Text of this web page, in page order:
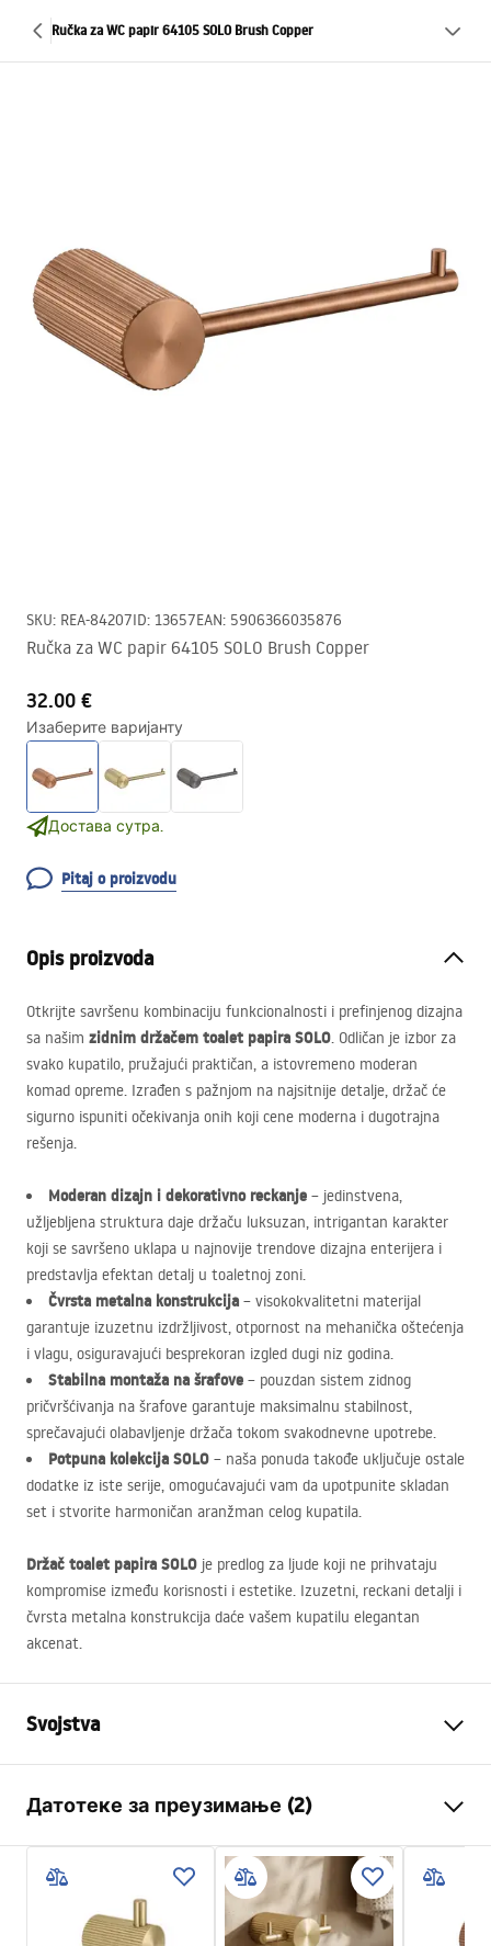
Ručka za WC papir 64105 SOLO Brush Copper
SKU: REA-84207ID: 13657EAN: 5906366035876
Ručka za WC papir 64105 SOLO Brush Copper
32.00 €
Изаберите варијанту
Достава сутра.
Pitaj o proizvodu
Opis proizvoda
Otkrijte savršenu kombinaciju funkcionalnosti i prefinjenog dizajna
sa našim zidnim držačem toalet papira SOLO. Odličan je izbor za
svako kupatilo, pružajući praktičan, a istovremeno moderan
komad opreme. Izrađen s pažnjom na najsitnije detalje, držač će
sigurno ispuniti očekivanja onih koji cene moderna i dugotrajna
rešenja.
Moderan dizajn i dekorativno reckanje – jedinstvena,
užljebljena struktura daje držaču luksuzan, intrigantan karakter
koji se savršeno uklapa u najnovije trendove dizajna enterijera i
predstavlja efektan detalj u toaletnoj zoni.
Čvrsta metalna konstrukcija – visokokvalitetni materijal
garantuje izuzetnu izdržljivost, otpornost na mehanička oštećenja
i vlagu, osiguravajući besprekoran izgled dugi niz godina.
Stabilna montaža na šrafove – pouzdan sistem zidnog
pričvršćivanja na šrafove garantuje maksimalnu stabilnost,
sprečavajući olabavljenje držača tokom svakodnevne upotrebe.
Potpuna kolekcija SOLO – naša ponuda takođe uključuje ostale
dodatke iz iste serije, omogućavajući vam da upotpunite skladan
set i stvorite harmoničan aranžman celog kupatila.
Držač toalet papira SOLO je predlog za ljude koji ne prihvataju
kompromise između korisnosti i estetike. Izuzetni, reckani detalji i
čvrsta metalna konstrukcija daće vašem kupatilu elegantan
akcenat.
Svojstva
Materijal
Metal
Način montaže
Na šrafove
Širina
163mm
30 mm
Датотеке за преузимање (2)
Garantni uslovi
Warranty_Terms_and_Conditions_Accessories_-_24.pdf